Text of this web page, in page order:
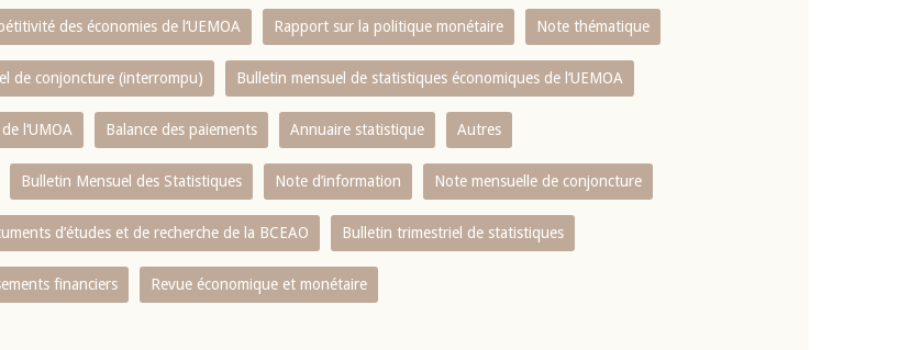
des économies de l‘UEMOA Rapport sur la politique monétaire Note thématique
de conjoncture (interrompu) Bulletin mensuel de statistiques économiques de l‘UEMOA
l‘UMOA Balance des paiements Annuaire statistique Autres
Bulletin Mensuel des Statistiques Note d’information Note mensuelle de conjoncture
d’études et de recherche de la BCEAO Bulletin trimestriel de statistiques
financiers Revue économique et monétaire